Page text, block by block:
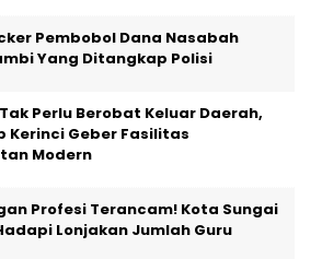
Pembobol Dana Nasabah
Yang Ditangkap Polisi
Perlu Berobat Keluar Daerah,
Kerinci Geber Fasilitas
Modern
Profesi Terancam! Kota Sungai
Lonjakan Jumlah Guru